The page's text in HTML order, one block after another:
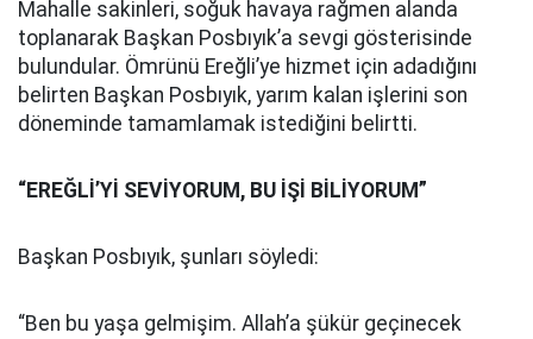
Mahalle sakinleri, soğuk havaya rağmen alanda
toplanarak Başkan Posbıyık’a sevgi gösterisinde
bulundular. Ömrünü Ereğli’ye hizmet için adadığını
belirten Başkan Posbıyık, yarım kalan işlerini son
döneminde tamamlamak istediğini belirtti.
“EREĞLİ’Yİ SEVİYORUM, BU İŞİ BİLİYORUM”
Başkan Posbıyık, şunları söyledi:
“Ben bu yaşa gelmişim. Allah’a şükür geçinecek